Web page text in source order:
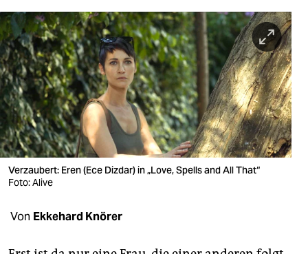
sport
berlin
nord
wahrheit
verlag
verlag
veranstaltungen
shop
Verzaubert: Eren (Ece Dizdar) in „Love, Spells and All That“
Foto: Alive
Von Ekkehard Knörer